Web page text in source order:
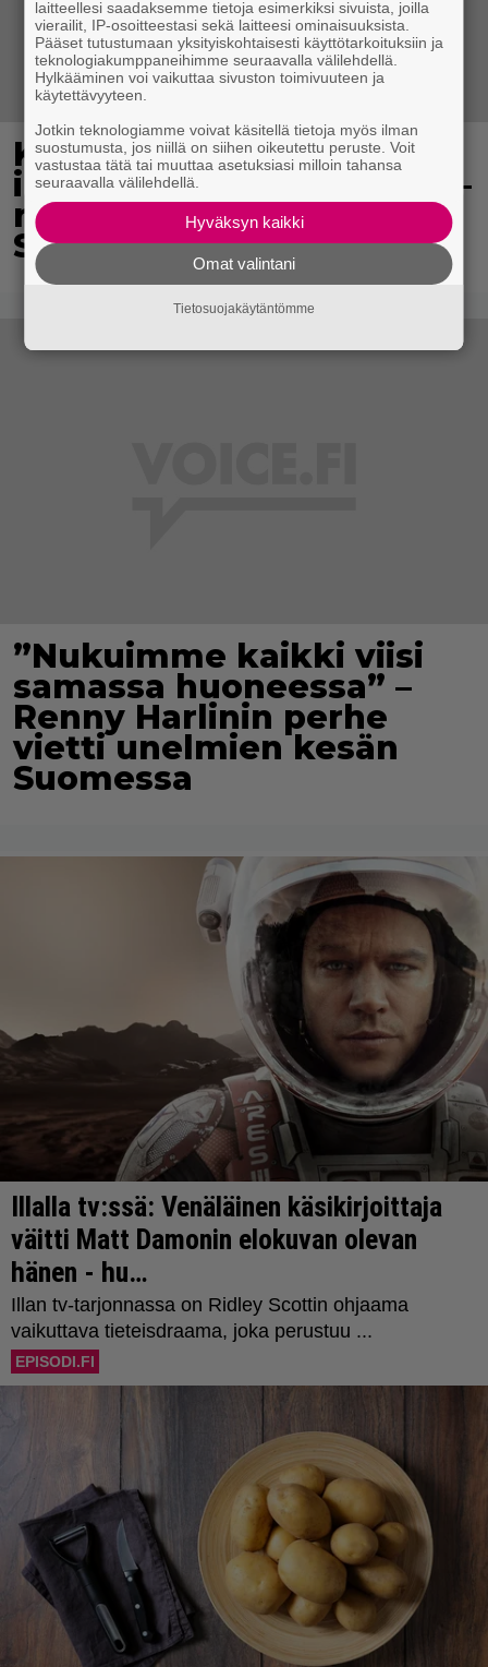
Koululaisille jaetaan
ilmaisia heijastinreppuja –
näin voit lunastaa omasi
S-marketista
”Nukuimme kaikki viisi
samassa huoneessa” –
Renny Harlinin perhe
vietti unelmien kesän
Suomessa
laitteellesi saadaksemme tietoja esimerkiksi sivuista, joilla
vierailit, IP-osoitteestasi sekä laitteesi ominaisuuksista.
Pääset tutustumaan yksityiskohtaisesti käyttötarkoituksiin ja
teknologiakumppaneihimme seuraavalla välilehdellä.
Hylkääminen voi vaikuttaa sivuston toimivuuteen ja
käytettävyyteen.
Jotkin teknologiamme voivat käsitellä tietoja myös ilman
suostumusta, jos niillä on siihen oikeutettu peruste. Voit
vastustaa tätä tai muuttaa asetuksiasi milloin tahansa
seuraavalla välilehdellä.
Hyväksyn kaikki
Omat valintani
Tietosuojakäytäntömme